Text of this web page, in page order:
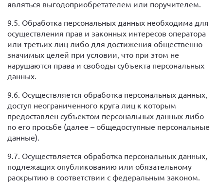
являться выгодоприобретателем или поручителем.
9.5. Обработка персональных данных необходима для
осуществления прав и законных интересов оператора
или третьих лиц либо для достижения общественно
значимых целей при условии, что при этом не
нарушаются права и свободы субъекта персональных
данных.
9.6. Осуществляется обработка персональных данных,
доступ неограниченного круга лиц к которым
предоставлен субъектом персональных данных либо
по его просьбе (далее – общедоступные персональные
данные).
9.7. Осуществляется обработка персональных данных,
подлежащих опубликованию или обязательному
раскрытию в соответствии с федеральным законом.